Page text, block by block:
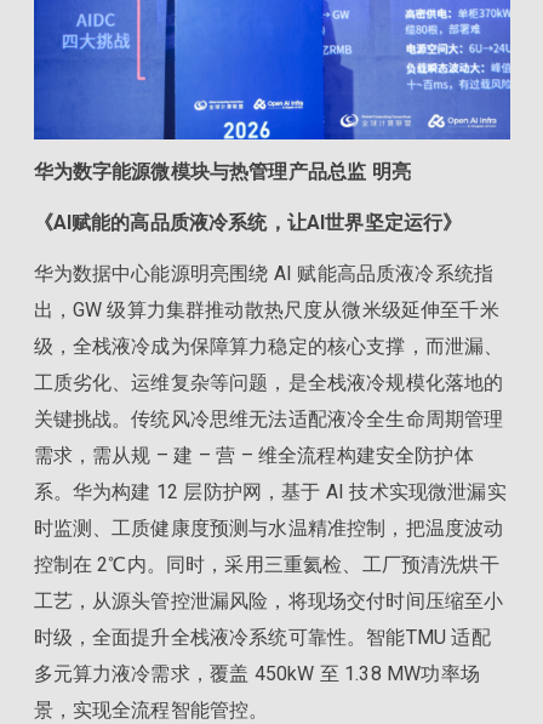
华为数字能源微模块与热管理产品总监 明亮
《AI赋能的高品质液冷系统，让AI世界坚定运行》
华为数据中心能源明亮围绕 AI 赋能高品质液冷系统指
出，GW 级算力集群推动散热尺度从微米级延伸至千米
级，全栈液冷成为保障算力稳定的核心支撑，而泄漏、
工质劣化、运维复杂等问题，是全栈液冷规模化落地的
关键挑战。传统风冷思维无法适配液冷全生命周期管理
需求，需从规 – 建 – 营 – 维全流程构建安全防护体
系。华为构建 12 层防护网，基于 AI 技术实现微泄漏实
时监测、工质健康度预测与水温精准控制，把温度波动
控制在 2℃内。同时，采用三重氦检、工厂预清洗烘干
工艺，从源头管控泄漏风险，将现场交付时间压缩至小
时级，全面提升全栈液冷系统可靠性。智能TMU 适配
多元算力液冷需求，覆盖 450kW 至 1.38 MW功率场
景，实现全流程智能管控。